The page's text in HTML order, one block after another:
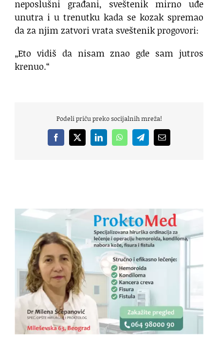
neposlušni građani, sveštenik mirno uđe
unutra i u trenutku kada se kozak spremao
da za njim zatvori vrata sveštenik progovori:
„Eto vidiš da nisam znao gde sam jutros
krenuo.“
Podeli priču preko socijalnih mreža!
Facebook
X LinkedInWhatsAppTelegramEmail